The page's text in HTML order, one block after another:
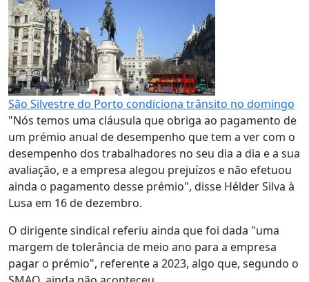
São Silvestre do Porto condiciona trânsito no domingo
"Nós temos uma cláusula que obriga ao pagamento de
um prémio anual de desempenho que tem a ver com o
desempenho dos trabalhadores no seu dia a dia e a sua
avaliação, e a empresa alegou prejuízos e não efetuou
ainda o pagamento desse prémio", disse Hélder Silva à
Lusa em 16 de dezembro.
O dirigente sindical referiu ainda que foi dada "uma
margem de tolerância de meio ano para a empresa
pagar o prémio", referente a 2023, algo que, segundo o